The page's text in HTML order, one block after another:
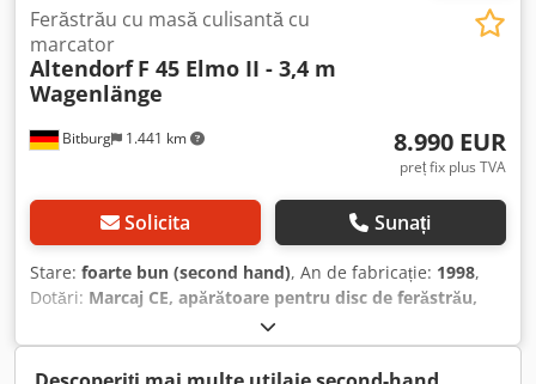
Bitburg 1.441 km
Ferăstrău cu masă culisantă cu
marcator
Altendorf F 45 Elmo II - 3,4 m
Wagenlänge
8.990 EUR
preț fix plus TVA
Solicita Sunați
Stare: foarte bun (second hand), An de fabricație: 1998,
Dotări: Marcaj CE, apărătoare pentru disc de ferăstrău,
documentație / manual, dozator
mm Lățimea de tăiere la ghidajul lateral: 1350 mm Lățimea
de tăiere la ghidajul de lungime: 3200 mm Adâncimea de